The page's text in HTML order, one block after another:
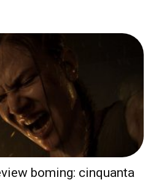
boming: cinquanta